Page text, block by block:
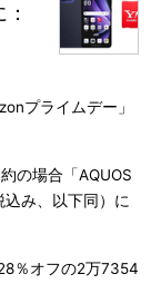
プライムデー」
の場合「AQUOS
み、以下同）に
％オフの2万7354